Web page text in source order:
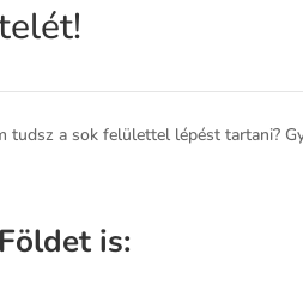
tudsz a sok felülettel lépést tartani?
is: